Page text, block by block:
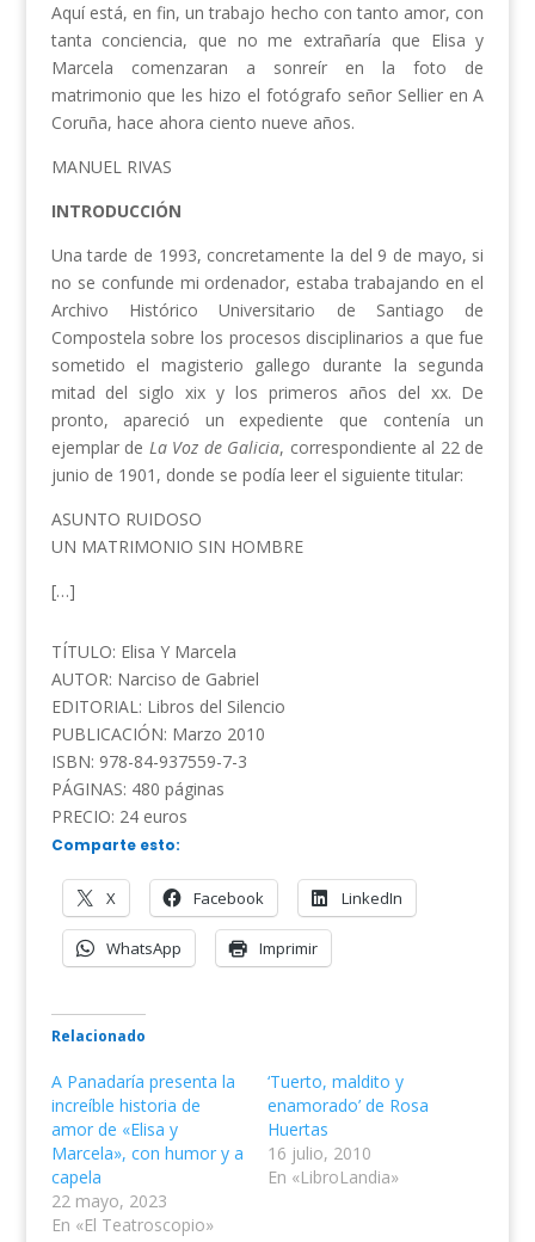
Aquí está, en fin, un trabajo hecho con tanto amor, con
tanta conciencia, que no me extrañaría que Elisa y
Marcela comenzaran a sonreír en la foto de
matrimonio que les hizo el fotógrafo señor Sellier en A
Coruña, hace ahora ciento nueve años.
MANUEL RIVAS
INTRODUCCIÓN
Una tarde de 1993, concretamente la del 9 de mayo, si
no se confunde mi ordenador, estaba trabajando en el
Archivo Histórico Universitario de Santiago de
Compostela sobre los procesos disciplinarios a que fue
sometido el magisterio gallego durante la segunda
mitad del siglo xix y los primeros años del xx. De
pronto, apareció un expediente que contenía un
ejemplar de La Voz de Galicia, correspondiente al 22 de
junio de 1901, donde se podía leer el siguiente titular:
ASUNTO RUIDOSO
UN MATRIMONIO SIN HOMBRE
[…]
TÍTULO: Elisa Y Marcela
AUTOR: Narciso de Gabriel
EDITORIAL: Libros del Silencio
PUBLICACIÓN: Marzo 2010
ISBN: 978-84-937559-7-3
PÁGINAS: 480 páginas
PRECIO: 24 euros
Comparte esto:
X Facebook LinkedIn
WhatsApp Imprimir
Relacionado
A Panadaría presenta la
increíble historia de
amor de «Elisa y
Marcela», con humor y a
capela
22 mayo, 2023
En «El Teatroscopio»
‘Tuerto, maldito y
enamorado’ de Rosa
Huertas
16 julio, 2010
En «LibroLandia»